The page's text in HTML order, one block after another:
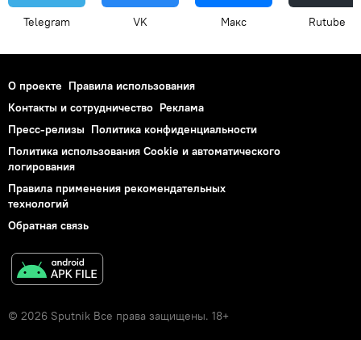
Telegram VK Макс Rutube
О проекте Правила использования
Контакты и сотрудничество Реклама
Пресс-релизы Политика конфиденциальности
Политика использования Cookie и автоматического
логирования
Правила применения рекомендательных
технологий
Обратная связь
© 2026 Sputnik Все права защищены. 18+